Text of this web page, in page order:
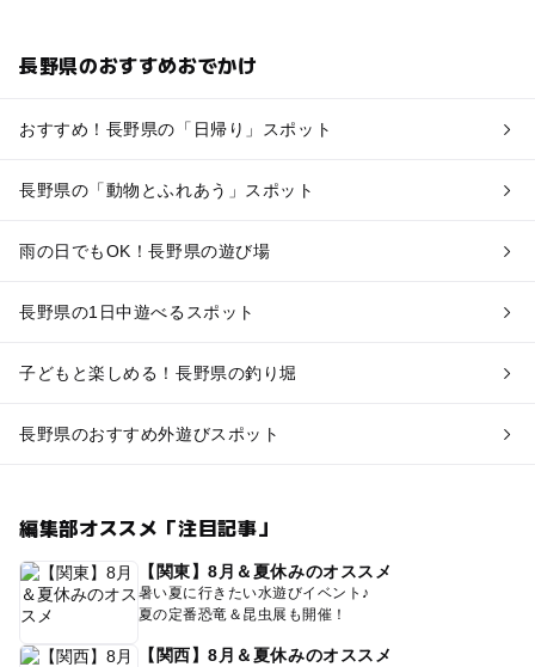
長野県のおすすめおでかけ
おすすめ！長野県の「日帰り」スポット
長野県の「動物とふれあう」スポット
雨の日でもOK！長野県の遊び場
長野県の1日中遊べるスポット
子どもと楽しめる！長野県の釣り堀
長野県のおすすめ外遊びスポット
編集部オススメ「注目記事」
【関東】8月＆夏休みのオススメ
暑い夏に行きたい水遊びイベント♪
夏の定番恐竜＆昆虫展も開催！
【関西】8月＆夏休みのオススメ